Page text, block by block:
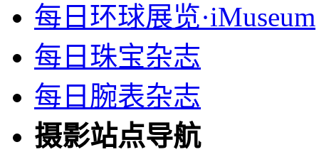
每日环球展览·iMuseum
每日珠宝杂志
每日腕表杂志
摄影站点导航